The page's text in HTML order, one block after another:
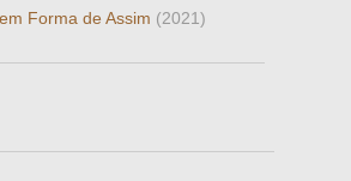
Forma de Assim (2021)